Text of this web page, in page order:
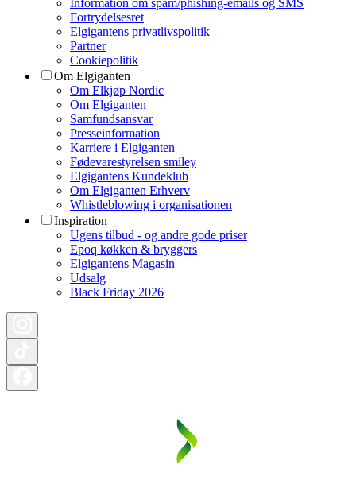
Information om spam/phishing-emails og SMS
Fortrydelsesret
Elgigantens privatlivspolitik
Partner
Cookiepolitik
Om Elgiganten
Om Elkjøp Nordic
Om Elgiganten
Samfundsansvar
Presseinformation
Karriere i Elgiganten
Fødevarestyrelsen smiley
Elgigantens Kundeklub
Om Elgiganten Erhverv
Whistleblowing i organisationen
Inspiration
Ugens tilbud - og andre gode priser
Epoq køkken & bryggers
Elgigantens Magasin
Udsalg
Black Friday 2026